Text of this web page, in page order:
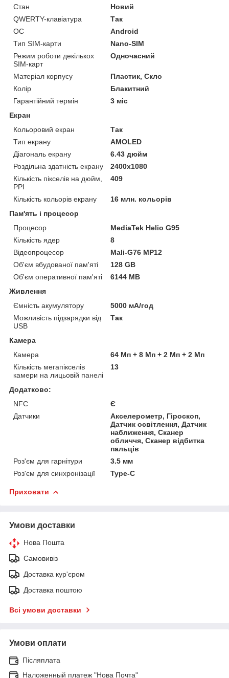
Стан
Новий
QWERTY-клавіатура
Так
ОС
Android
Тип SIM-карти
Nano-SIM
Режим роботи декількох
SIM-карт
Одночасний
Матеріал корпусу
Пластик, Скло
Колір
Блакитний
Гарантійний термін
3 міс
Екран
Кольоровий екран
Так
Тип екрану
AMOLED
Діагональ екрану
6.43 дюйм
Роздільна здатність екрану
2400x1080
Кількість пікселів на дюйм,
PPI
409
Кількість кольорів екрану
16 млн. кольорів
Пам'ять і процесор
Процесор
MediaTek Helio G95
Кількість ядер
8
Відеопроцесор
Mali-G76 MP12
Об'єм вбудованої пам'яті
128 GB
Об'єм оперативної пам'яті
6144 MB
Живлення
Ємність акумулятору
5000 мА/год
Можливість підзарядки від
USB
Так
Камера
Камера
64 Мп + 8 Мп + 2 Мп + 2 Мп
Кількість мегапікселів
камери на лицьовій панелі
13
Додатково:
NFC
Є
Датчики
Акселерометр, Гіроскоп,
Датчик освітлення, Датчик
наближення, Сканер
обличчя, Сканер відбитка
пальців
Роз'єм для гарнітури
3.5 мм
Роз'єм для синхронізації
Type-C
Приховати
Умови доставки
Нова Пошта
Самовивіз
Доставка кур'єром
Доставка поштою
Всі умови доставки
Умови оплати
Післяплата
Наложенный платеж "Нова Почта"